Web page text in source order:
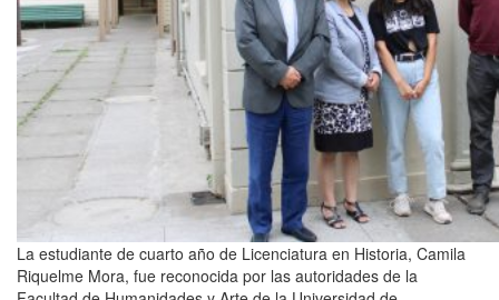
La estudiante de cuarto año de Licenciatura en Historia, Camila
Riquelme Mora, fue reconocida por las autoridades de la